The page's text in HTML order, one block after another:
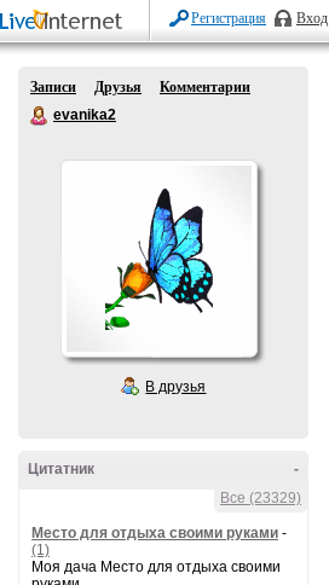
Регистрация Вход
Записи Друзья
Комментарии
evanika2
В друзья
-
Цитатник
Все (23329)
Место для отдыха своими руками -
(1)
Моя дача Место для отдыха своими